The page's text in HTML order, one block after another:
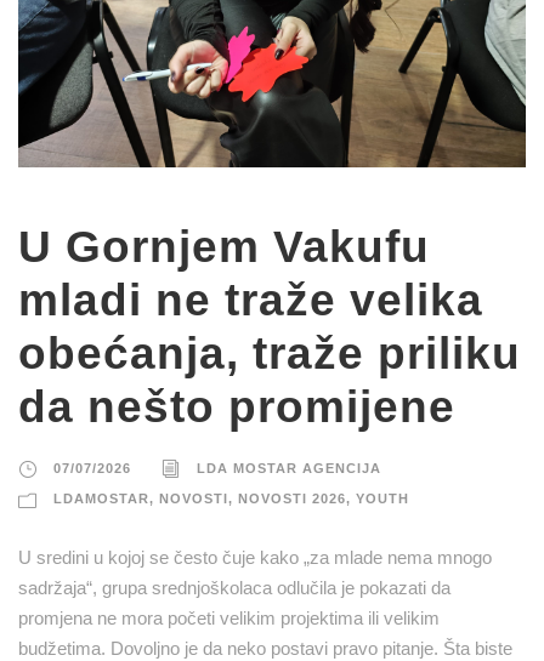
U Gornjem Vakufu
mladi ne traže velika
obećanja, traže priliku
da nešto promijene
07/07/2026 LDA MOSTAR AGENCIJA
LDAMOSTAR, NOVOSTI, NOVOSTI 2026, YOUTH
U sredini u kojoj se često čuje kako „za mlade nema mnogo
sadržaja“, grupa srednjoškolaca odlučila je pokazati da
promjena ne mora početi velikim projektima ili velikim
budžetima. Dovoljno je da neko postavi pravo pitanje. Šta biste